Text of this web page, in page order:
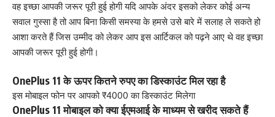
वह इच्छा आपकी जरूर पूरी हुई होगी यदि आपके अंदर इसको लेकर कोई अन्य
सवाल गुस्सा है तो आप बिना किसी समस्या के हमसे उसे बारे में सलाह ले सकते हो
आशा करते हैं जिस उम्मीद को लेकर आप इस आर्टिकल को पढ़ने आए थे वह इच्छा
आपकी जरूर पूरी हुई होगी।
OnePlus 11 के ऊपर कितने रुपए का डिस्काउंट मिल रहा है
इस मोबाइल फोन पर आपको ₹4000 का डिस्काउंट मिलेगा
OnePlus 11 मोबाइल को क्या ईएमआई के माध्यम से खरीद सकते हैं